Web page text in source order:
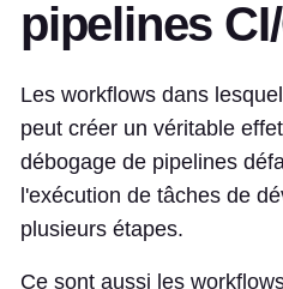
pipelines
Les workflows dans
peut créer un véritable
débogage de pipelines
l'exécution de tâches de
plusieurs étapes.
Ce sont aussi les